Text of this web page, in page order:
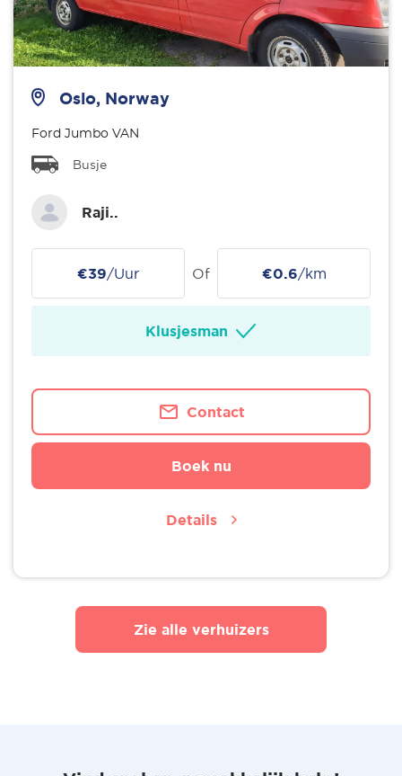
Oslo, Norway
Ford Jumbo VAN
Busje
Raji..
€39/Uur Of €0.6/km
Klusjesman
Contact
Boek nu
Details
Zie alle verhuizers